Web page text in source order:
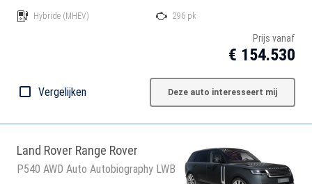
Hybride (MHEV) 296 pk
Prijs vanaf
€ 154.530
Vergelijken Deze auto interesseert mij
Land Rover Range Rover
P540 AWD Auto Autobiography LWB